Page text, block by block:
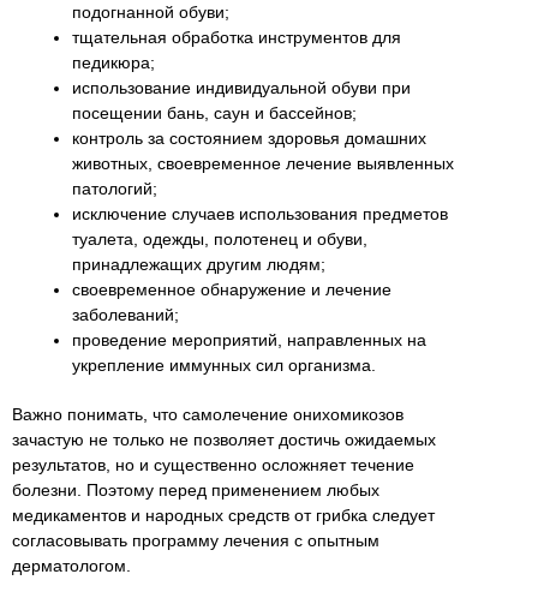
подогнанной обуви;
тщательная обработка инструментов для
педикюра;
использование индивидуальной обуви при
посещении бань, саун и бассейнов;
контроль за состоянием здоровья домашних
животных, своевременное лечение выявленных
патологий;
исключение случаев использования предметов
туалета, одежды, полотенец и обуви,
принадлежащих другим людям;
своевременное обнаружение и лечение
заболеваний;
проведение мероприятий, направленных на
укрепление иммунных сил организма.
Важно понимать, что самолечение онихомикозов
зачастую не только не позволяет достичь ожидаемых
результатов, но и существенно осложняет течение
болезни. Поэтому перед применением любых
медикаментов и народных средств от грибка следует
согласовывать программу лечения с опытным
дерматологом.